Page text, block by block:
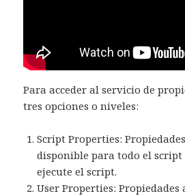
Para acceder al servicio de
tres opciones o niveles:
Script Properties:
disponible para todo el
ejecute el script.
User Properties: